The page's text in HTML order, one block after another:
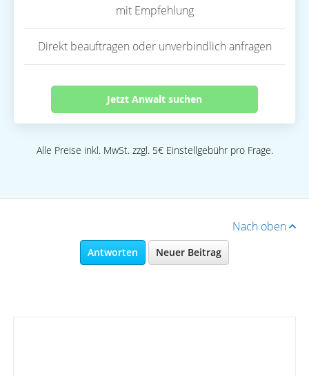
mit Empfehlung
Direkt beauftragen oder unverbindlich anfragen
Jetzt Anwalt suchen
Alle Preise inkl. MwSt. zzgl. 5€ Einstellgebühr pro Frage.
Nach oben
Antworten Neuer Beitrag